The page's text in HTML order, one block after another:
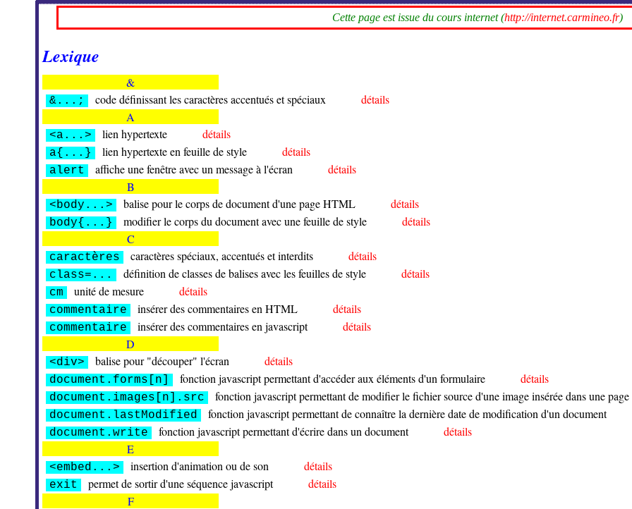
Cette page est issue du cours internet (http://internet.carmineo.fr)
Lexique
&
&...; code définissant les caractères accentués et spéciaux
détails
A
<a...> lien hypertexte détails
a{...} lien hypertexte en feuille de style détails
alert affiche une fenêtre avec un message à l'écran
détails
B
<body...> balise pour le corps de document d'une page HTML détails
body{...} modifier le corps du document avec une feuille de style
détails
C
caractères caractères spéciaux, accentués et interdits détails
class=... définition de classes de balises avec les feuilles de style détails
cm unité de mesure détails
commentaire insérer des commentaires en HTML détails
commentaire insérer des commentaires en javascript
détails
D
<div> balise pour "découper" l'écran détails
document.forms[n] fonction javascript permettant d'accéder aux éléments d'un formulaire détails
document.images[n].src fonction javascript permettant de modifier le fichier source d'une image insérée dans une page
document.lastModified fonction javascript permettant de connaître la dernière date de modification d'un document
document.write fonction javascript permettant d'écrire dans un document
détails
E
<embed...> insertion d'animation ou de son détails
exit permet de sortir d'une séquence javascript
détails
F